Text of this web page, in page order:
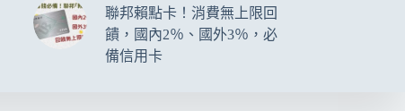
聯邦賴點卡！消費無上限回
饋，國內2％、國外3％，必
備信用卡